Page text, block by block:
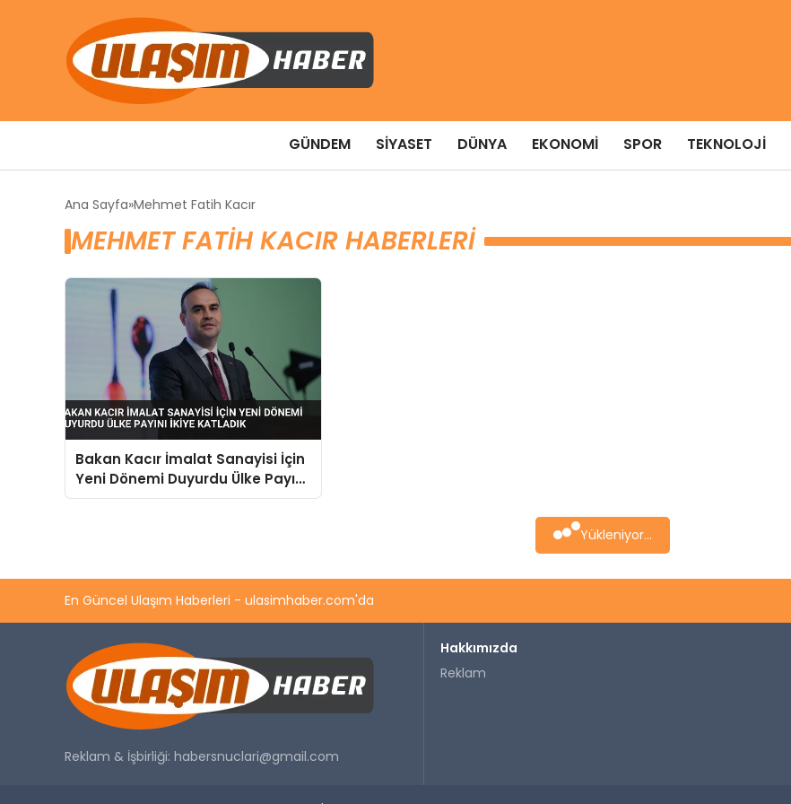
GÜNDEM SIYASET DÜNYA EKONOMI SPOR TEKNOLOJI
Ana Sayfa Mehmet Fatih Kacır
MEHMET FATIH KACIR HABERLERI
Bakan Kacır İmalat Sanayisi İçin
Yeni Dönemi Duyurdu Ülke Payını
İkiye Katladık
Yükleniyor...
En Güncel Ulaşım Haberleri - ulasimhaber.com'da
Reklam & İşbirliği: habersnuclari@gmail.com
Hakkımızda
Reklam